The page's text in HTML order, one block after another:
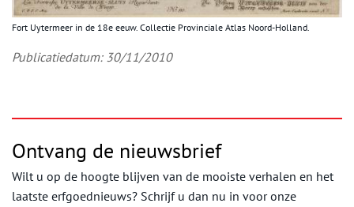
Fort Uytermeer in de 18e eeuw. Collectie Provinciale Atlas Noord-Holland.
Publicatiedatum: 30/11/2010
Ontvang de nieuwsbrief
Wilt u op de hoogte blijven van de mooiste verhalen en het
laatste erfgoednieuws? Schrijf u dan nu in voor onze